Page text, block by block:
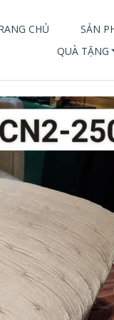
CHỦ SẢN
QUÀ TẶNG